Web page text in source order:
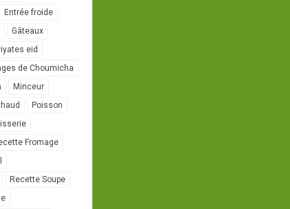
Entrée froide
Gâteaux
eid
de Choumicha
Minceur
Poisson
Fromage
Recette Soupe